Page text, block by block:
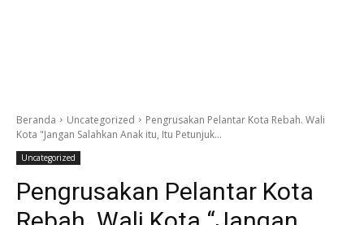
Beranda Uncategorized
Pengrusakan Pelantar Kota Rebah. Wali
Kota "Jangan Salahkan Anak itu, Itu Petunjuk...
Uncategorized
Pengrusakan Pelantar Kota